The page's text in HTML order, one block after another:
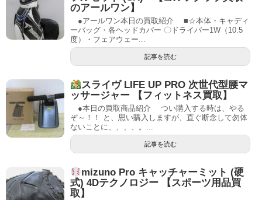
のアールワン】
●アールワン本日の買取紹介 ■☆本体・キャディ
ーバッグ・各ヘッドカバー 〇ドライバー1W（10.5
度）・フェアウェー...
記事を読む
スライヴ LIFE UP PRO 次世代型腰マ
ッサージャー 【フィットネス買取】
●本日の買取商品紹介 つい購入する時は、やる
ぞ～！！ と、思い購入しますが、直ぐ断念して勿体
ないことに、、、、。...
記事を読む
mizuno Pro キャッチャーミット (硬
式) 4Dテクノロジー 【スポーツ用品買
取】